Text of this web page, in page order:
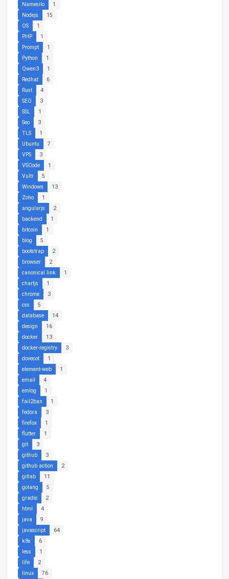
Namesilo
1
Nodejs
15
OS
1
PHP
1
Prompt
1
Python
1
Qwen3
1
Redhat
6
Rust
4
SEO
3
SSL
1
Seo
3
TLS
1
Ubuntu
7
VPS
3
VSCode
1
Vultr
5
Windows
13
Zoho
1
angularjs
2
backend
1
bitcoin
1
blog
5
bootstrap
2
browser
2
canonical link
1
chartjs
1
chrome
3
css
5
database
14
design
16
docker
13
docker-registry
3
dovecot
1
element-web
1
email
4
emlog
1
fail2ban
1
fedora
3
firefox
1
flutter
1
git
3
github
3
github action
2
gitlab
11
golang
5
gradle
2
html
4
java
9
javascript
64
k8s
6
less
1
life
2
linux
76